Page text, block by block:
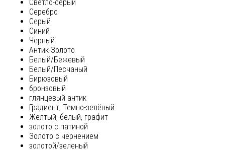
Светло-серый
Серебро
Серый
Синий
Черный
Антик-Золото
Белый/Бежевый
Белый/Песчаный
Бирюзовый
бронзовый
глянцевый антик
Градиент, Темно-зелёный
Желтый, белый, графит
золото с патиной
Золото с чернением
золотой/зеленый